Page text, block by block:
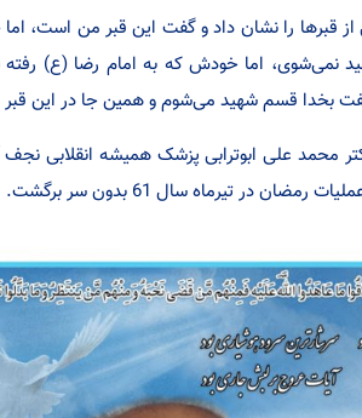
قبر‌ها را نشان داد و گفت این قبر من است،
نمی‌شوی، اما خودش که به امام رضا (ع)
بخدا قسم شهید می‌شوم و همین جا در این
محمد علی ابوترابی پزشک همیشه انقلابی نجف
در تیرماه سال 61 بدون سر برگشت.